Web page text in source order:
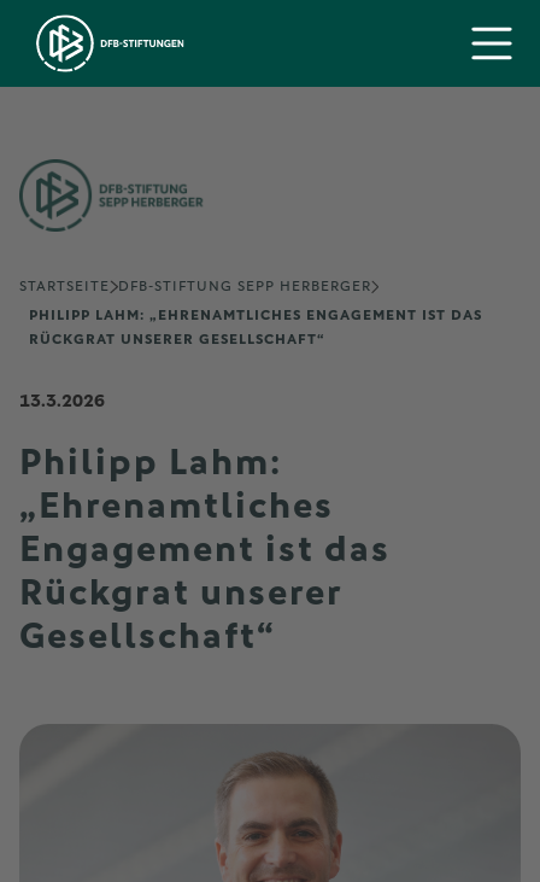
STARTSEITE
DFB-STIFTUNG SEPP HERBERGER
PHILIPP LAHM: „EHRENAMTLICHES ENGAGEMENT IST DAS
RÜCKGRAT UNSERER GESELLSCHAFT“
13.3.2026
Philipp Lahm:
„Ehrenamtliches
Engagement ist das
Rückgrat unserer
Gesellschaft“